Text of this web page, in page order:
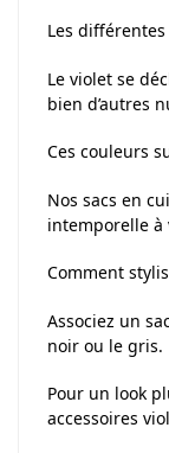
Les
Le violet se
bien d’autres
Ces couleurs
Nos sacs en
intemporelle à
Comment
Associez un
noir ou le gris.
Pour un look
accessoires